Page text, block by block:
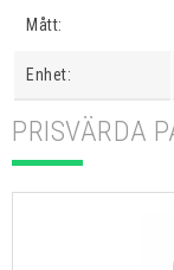
Mått:
Enhet:
PRISVÄRDA